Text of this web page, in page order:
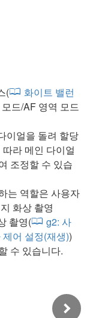
(
화이트 밸런
드/AF 영역 모드
이얼을 돌려 할당
라 메인 다이얼
조정할 수 있습
는 역할은 사용자
화상 촬영
촬영( g2:사
제어 설정(재생))
수 있습니다.